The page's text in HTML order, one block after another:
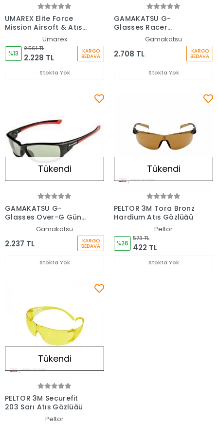
UMAREX Elite Force
Mission Airsoft & Atış
Umarex
%13
2.561 TL
2.228 TL
KARGO
BEDAVA
Stokta Yok
GAMAKATSU G-
Glasses Racer
Yeşil/Mavi Güneş
Gamakatsu
2.708 TL KARGO
BEDAVA
Stokta Yok
Tükendi
GAMAKATSU G-
Glasses Over-G Güneş
Gamakatsu
2.237 TL KARGO
BEDAVA
Stokta Yok
Tükendi
PELTOR 3M Tora Bronz
Hardium Atış Gözlüğü
Peltor
%26
573 TL
422 TL
Stokta Yok
Tükendi
PELTOR 3M Securefit
203 Sarı Atış Gözlüğü
Peltor